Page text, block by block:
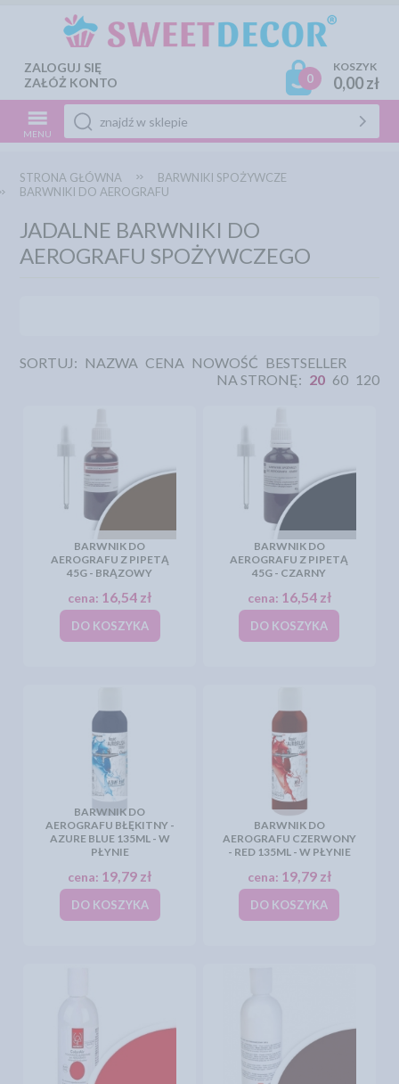
ZALOGUJ SIĘ
ZAŁÓŻ KONTO
0
KOSZYK
0,00 zł
MENU
STRONA GŁÓWNA
BARWNIKI SPOŻYWCZE
BARWNIKI DO AEROGRAFU
JADALNE BARWNIKI DO
AEROGRAFU SPOŻYWCZEGO
SORTUJ: NAZWA CENA NOWOŚĆ BESTSELLER
NA STRONĘ: 20 60 120
BARWNIK DO
AEROGRAFU Z PIPETĄ
45G - BRĄZOWY
cena: 16,54 zł
DO KOSZYKA
BARWNIK DO
AEROGRAFU Z PIPETĄ
45G - CZARNY
cena: 16,54 zł
DO KOSZYKA
BARWNIK DO
AEROGRAFU BŁĘKITNY -
AZURE BLUE 135ML - W
PŁYNIE
cena: 19,79 zł
DO KOSZYKA
BARWNIK DO
AEROGRAFU CZERWONY
- RED 135ML - W PŁYNIE
cena: 19,79 zł
DO KOSZYKA